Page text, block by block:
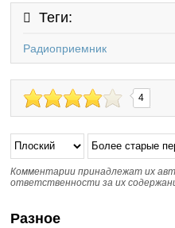
Теги:
Радиоприемник
4
Комментарии принадлежат их
ответственности за их
Разное